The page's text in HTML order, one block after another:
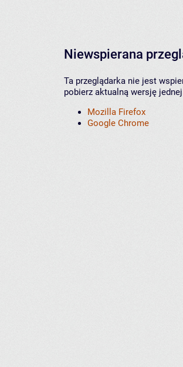
Niewspierana
Ta przeglądarka nie jest
pobierz aktualną wersję
Mozilla Firefox
Google Chrome